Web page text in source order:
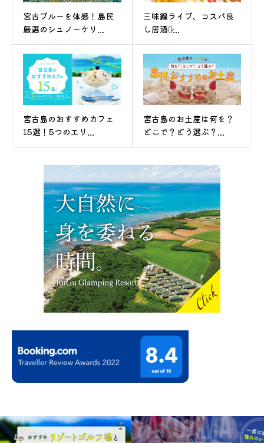
宮古ブルーを体感！島民
厳選のシュノーケリ...
三味線ライブ、コスパ良
し居酒屋̷...
宮古島のおすすめカフェ
15選！5つのエリ...
宮古島のお土産は何を？
どこで？どう選ぶ？...